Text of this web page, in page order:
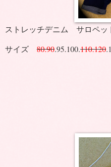
ストレッチデニム サロペ
サイズ 80.90.95.100.110.120